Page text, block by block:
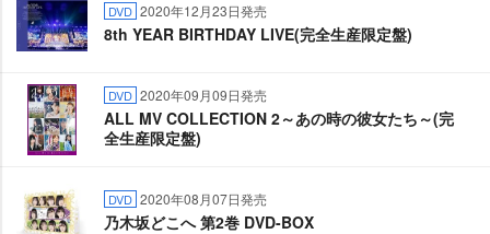
DVD 2020年12月23日発売
8th YEAR BIRTHDAY LIVE(完全生産限定盤)
DVD 2020年09月09日発売
ALL MV COLLECTION 2～あの時の彼女たち～(完
全生産限定盤)
DVD 2020年08月07日発売
乃木坂どこへ 第2巻 DVD-BOX